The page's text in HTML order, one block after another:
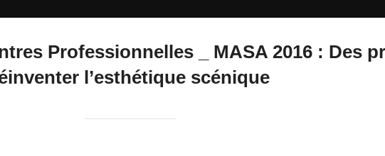
Professionnelles _ MASA 2016 : Des
l’esthétique scénique